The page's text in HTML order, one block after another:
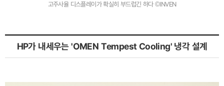
고주사율 디스플레이가 확실히 부드럽긴 하다 ©INVEN
HP가 내세우는 'OMEN Tempest Cooling' 냉각 설계